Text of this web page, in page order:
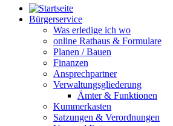
Bürgerservice
Was erledige ich wo
online Rathaus & Formulare
Planen / Bauen
Finanzen
Ansprechpartner
Verwaltungsgliederung
Ämter & Funktionen
Kummerkasten
Satzungen & Verordnungen